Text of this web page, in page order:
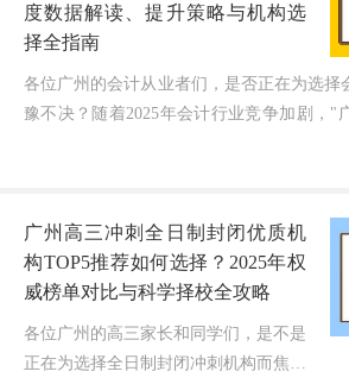
度数据解读、提升策略与机构选
择全指南
各位广州的会计从业者们，是否正在为选择
豫不决？随着2025年会计行业竞争加剧，"
机构的用户满意度到底如何？"和"如何通过
广州高三冲刺全日制封闭优质机
构TOP5推荐如何选择？2025年权
威榜单对比与科学择校全攻略
各位广州的高三家长和同学们，是不是
正在为选择全日制封闭冲刺机构而焦虑